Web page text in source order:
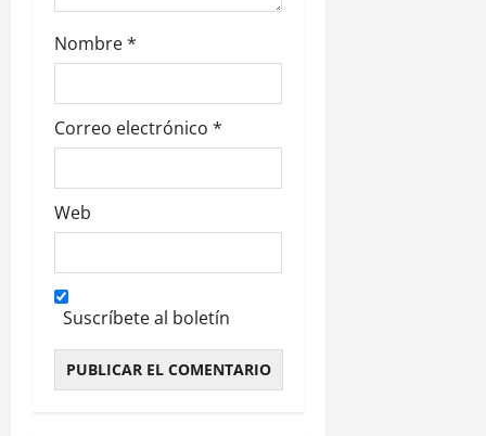
a
s
Nombre*
Correo electrónico *
Web
Suscríbete al boletín